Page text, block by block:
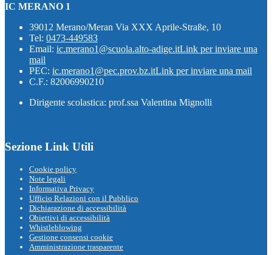
IC MERANO 1
39012 Merano/Meran Via XXX Aprile-Straße, 10
Tel: 0473-449583
Email: ic.merano1@scuola.alto-adige.itLink per inviare una
mail
PEC: ic.merano1@pec.prov.bz.itLink per inviare una mail
C.F.: 82006990210
Dirigente scolastica: prof.ssa Valentina Mignolli
Sezione Link Utili
Cookie policy
Note legali
Informativa Privacy
Ufficio Relazioni con il Pubblico
Dichiarazione di accessibilità
Obiettivi di accessibilità
Whistleblowing
Gestione consensi cookie
Amministrazione trasparente